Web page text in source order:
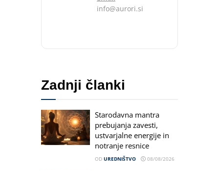
info@aurori.si
Zadnji članki
Starodavna mantra
prebujanja zavesti,
ustvarjalne energije in
notranje resnice
OD UREDNIŠTVO 08/08/2026